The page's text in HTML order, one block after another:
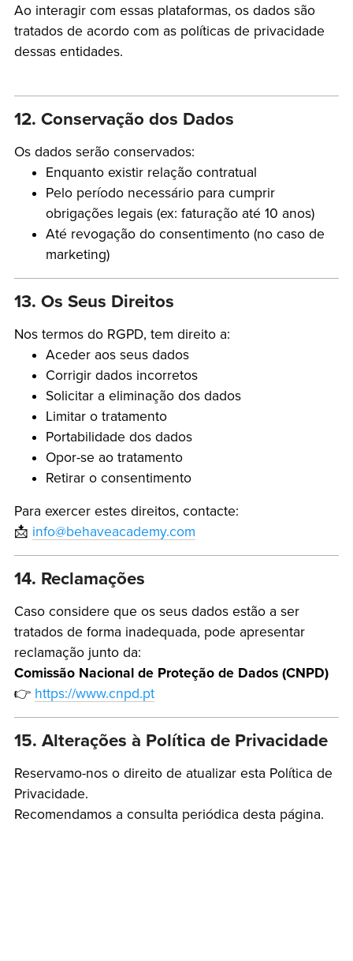
Ao interagir com essas plataformas, os dados são
tratados de acordo com as políticas de privacidade
dessas entidades.
12. Conservação dos Dados
Os dados serão conservados:
Enquanto existir relação contratual
Pelo período necessário para cumprir
obrigações legais (ex: faturação até 10 anos)
Até revogação do consentimento (no caso de
marketing)
13. Os Seus Direitos
Nos termos do RGPD, tem direito a:
Aceder aos seus dados
Corrigir dados incorretos
Solicitar a eliminação dos dados
Limitar o tratamento
Portabilidade dos dados
Opor-se ao tratamento
Retirar o consentimento
Para exercer estes direitos, contacte:
📩 info@behaveacademy.com
14. Reclamações
Caso considere que os seus dados estão a ser
tratados de forma inadequada, pode apresentar
reclamação junto da:
Comissão Nacional de Proteção de Dados (CNPD)
👉 https://www.cnpd.pt
15. Alterações à Política de Privacidade
Reservamo-nos o direito de atualizar esta Política de
Privacidade.
Recomendamos a consulta periódica desta página.